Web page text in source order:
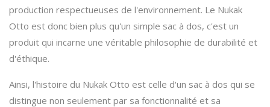
production respectueuses de l'environnement. Le Nukak
Otto est donc bien plus qu'un simple sac à dos, c'est un
produit qui incarne une véritable philosophie de durabilité et
d'éthique.
Ainsi, l'histoire du Nukak Otto est celle d'un sac à dos qui se
distingue non seulement par sa fonctionnalité et sa